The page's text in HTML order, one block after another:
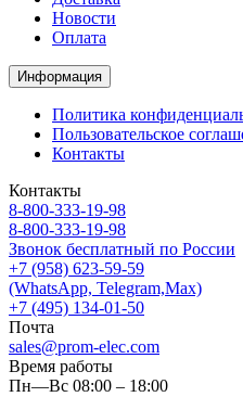
Новости
Оплата
Информация
Политика
Пользовательское
Контакты
Контакты
8-800-333-19-98
8-800-333-19-98
Звонок бесплатный по России
+7 (958) 623-59-59
(WhatsApp, Telegram,Max)
+7 (495) 134-01-50
Почта
sales@prom-elec.com
Время работы
Пн—Вс 08:00 – 18:00